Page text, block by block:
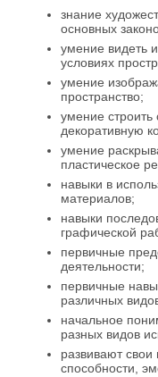
знание
основных
умение видеть
условиях
умение
пространство;
умение
декоративную
умение
пластическое
навыки в
материалов;
навыки
графической
первичные
деятельности;
первичные
различных
начальное
разных видов
развивают
способности,